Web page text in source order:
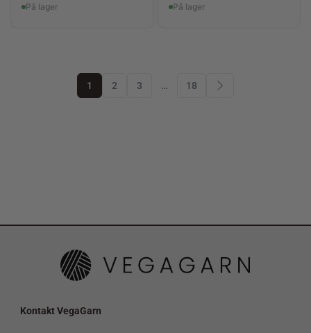
På lager På lager
1 2 3 … 18
Kontakt VegaGarn